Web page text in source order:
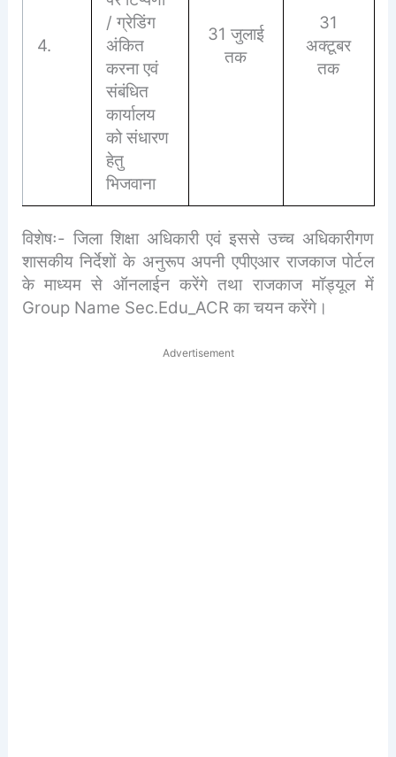
4.
/ ग्रेडिंग
अंकित
करना एवं
संबंधित
कार्यालय
को संधारण
हेतु
भिजवाना
31 जुलाई
तक
31
अक्टूबर
तक
विशेषः- जिला शिक्षा अधिकारी एवं इससे उच्च अधिकारीगण
शासकीय निर्देशों के अनुरूप अपनी एपीएआर राजकाज पोर्टल
के माध्यम से ऑनलाईन करेंगे तथा राजकाज मॉड्यूल में
Group Name Sec.Edu_ACR का चयन करेंगे।
Advertisement